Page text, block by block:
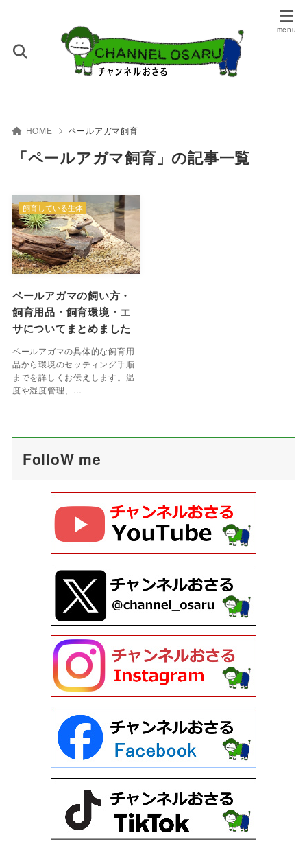
HOME ペールアガマ飼育
「ペールアガマ飼育」の記事一覧
ペールアガマの飼い方・
飼育用品・飼育環境・エ
サについてまとめました
ペールアガマの具体的な飼育用
品から環境のセッティング手順
までを詳しくお伝えします。温
度や湿度管理、…
飼育している生体
FolloW me